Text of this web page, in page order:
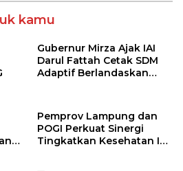
kamu
Gubernur Mirza Ajak IAI
Darul Fattah Cetak SDM
Adaptif Berlandaskan
Pemprov Lampung dan
POGI Perkuat Sinergi
Tingkatkan Kesehatan Ibu